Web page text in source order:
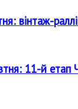
вінтаж-
11-й етап